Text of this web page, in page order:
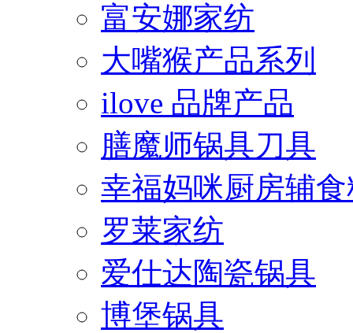
富安娜家纺
大嘴猴产品系列
ilove 品牌产品
膳魔师锅具刀具
幸福妈咪厨房辅
罗莱家纺
爱仕达陶瓷锅具
博堡锅具